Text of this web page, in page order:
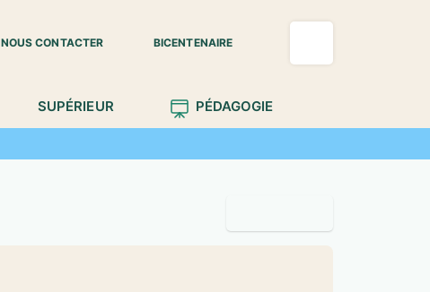
NOUS CONTACTER BICENTENAIRE
SUPÉRIEUR PÉDAGOGIE